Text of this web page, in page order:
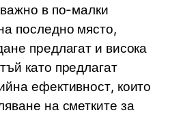
в по-малки
последно място,
предлагат и висока
като предлагат
ефективност, които
на сметките за